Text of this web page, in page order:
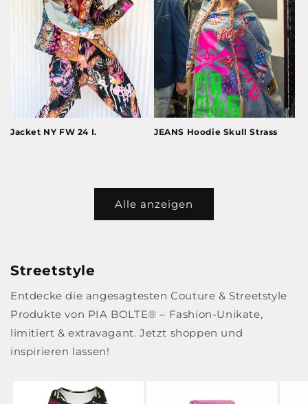
Jacket NY FW 24 I. JEANS Hoodie Skull Strass
Alle anzeigen
Streetstyle
Entdecke die angesagtesten Couture & Streetstyle
Produkte von PIA BOLTE® – Fashion-Unikate,
limitiert & extravagant. Jetzt shoppen und
inspirieren lassen!